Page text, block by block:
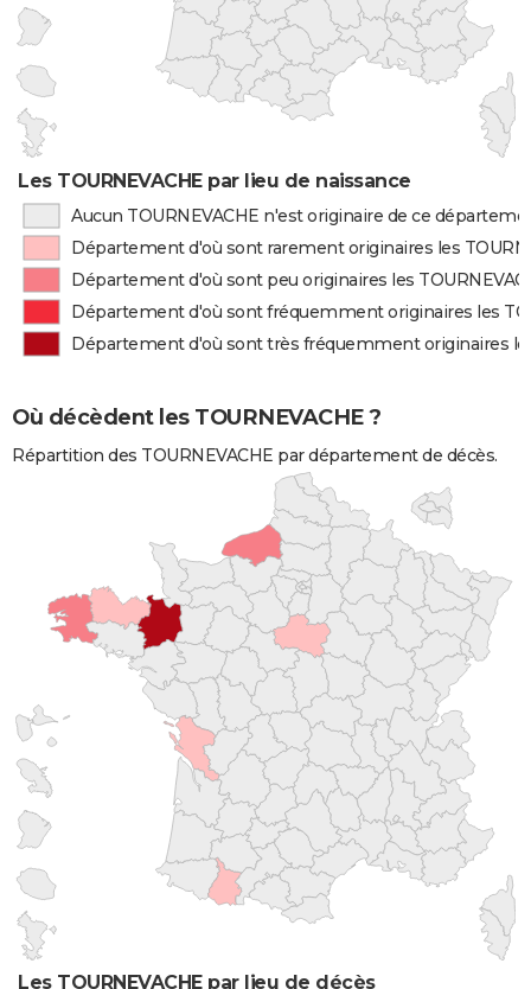
Les TOURNEVACHE par lieu de naissance
Aucun TOURNEVACHE n'est originaire de ce
Département d'où sont rarement originaires les
Département d'où sont peu originaires les
Département d'où sont fréquemment originaires les
Département d'où sont très fréquemment originaires
Où décèdent les TOURNEVACHE ?
Répartition des TOURNEVACHE par département de décès.
Les TOURNEVACHE par lieu de décès